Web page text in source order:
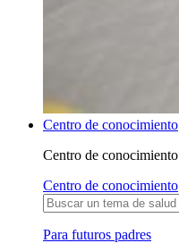
Centro de conocimiento
Centro de conocimiento
Centro de conocimiento
Para futuros padres